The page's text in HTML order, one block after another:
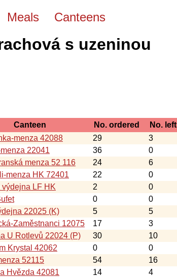
Meals Canteens
s uzeninou
Canteen No. ordered
No. left
menza 42088 29
3
22041 36
0
menza 52 116 24
6
menza HK 72401 22
0
výdejna LF HK 2
0
0
0
22025 (K) 5
5
Zaměstnanci 12075 17
3
U Rotlevů 22024 (P) 30
10
Krystal 42062 0
0
52115 54
16
Hvězda 42081 14
4